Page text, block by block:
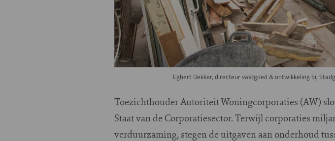
Egbert Dekker, directeur vastgoed & ontwikkeling bij
Toezichthouder Autoriteit Woningcorporaties (AW)
Staat van de Corporatiesector. Terwijl corporaties
verduurzaming, stegen de uitgaven aan onderhoud